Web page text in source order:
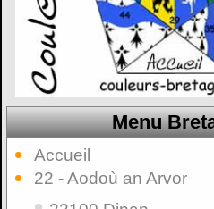
Menu
Accueil
22 - Aodoù an Arvor